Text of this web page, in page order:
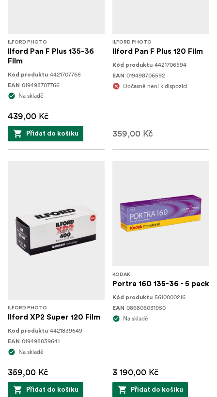
ILFORD PHOTO
Ilford Pan F Plus 135-36
Film
Kód produktu 4421707768
EAN 019498707766
Na skladě
439,00 Kč
Přidat do košíku
ILFORD PHOTO
Ilford Pan F Plus 120 Film
Kód produktu 4421706594
EAN 019498706592
Dočasně není k dispozici
359,00 Kč
ILFORD PHOTO
Ilford XP2 Super 120 Film
Kód produktu 4421839649
EAN 019498839641
Na skladě
359,00 Kč
Přidat do košíku
KODAK
Portra 160 135-36 - 5 pack
Kód produktu 5610000216
EAN 086806031950
Na skladě
3 190,00 Kč
Přidat do košíku